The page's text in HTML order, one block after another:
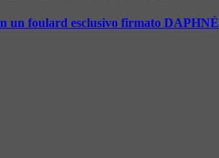
un foulard esclusivo firmato DAPHNÉ